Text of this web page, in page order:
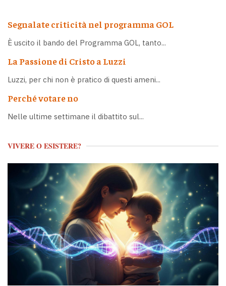
Segnalate criticità nel programma GOL
È uscito il bando del Programma GOL, tanto...
La Passione di Cristo a Luzzi
Luzzi, per chi non è pratico di questi ameni...
Perché votare no
Nelle ultime settimane il dibattito sul...
VIVERE O ESISTERE?